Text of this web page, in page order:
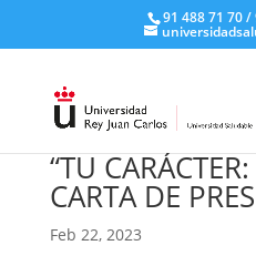
91 488 71 70 /
“TU
CARTA DE
Feb 22, 2023